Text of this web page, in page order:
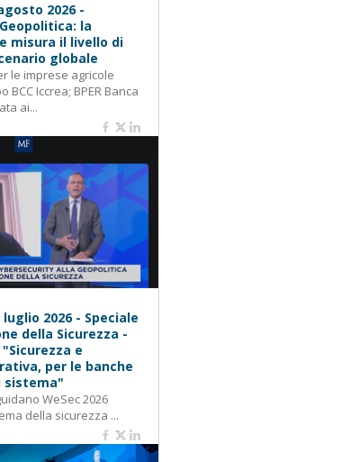
2026 -
la
misura il livello di
globale
le imprese agricole
BCC Iccrea; BPER Banca
ai...
2026 - Speciale
della Sicurezza -
e
per le banche
sistema"
WeSec 2026
della sicurezza ...